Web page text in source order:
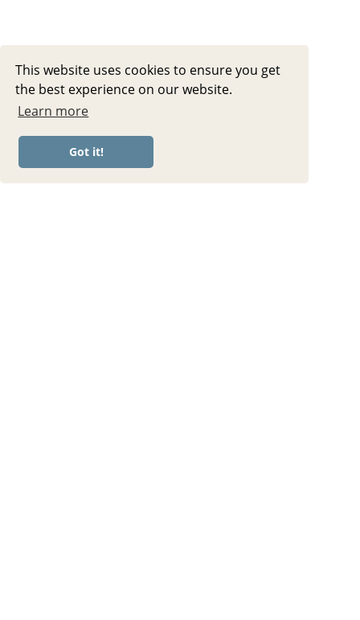
This website uses cookies to ensure you get
the best experience on our website.
Learn more
Got it!